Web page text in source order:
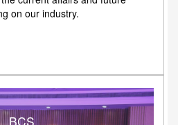
on our industry.
BCS